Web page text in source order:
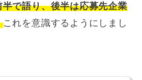
で語り、後半は応募先企業
これを意識するようにしまし